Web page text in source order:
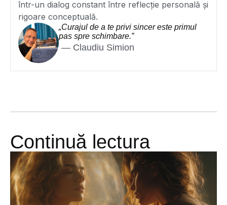
într-un dialog constant între reflecție personală și
rigoare conceptuală.
„Curajul de a te privi sincer este primul
pas spre schimbare.”
— Claudiu Simion
Continuă lectura